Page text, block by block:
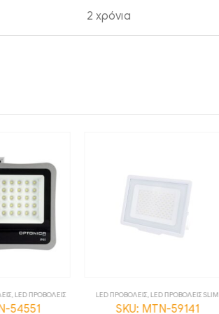
2 χρόνια
,LED ΠΡΟΒΟΛΕΙΣ
54551
LED ΠΡΟΒΟΛΕΙΣ,LED ΠΡΟΒΟΛΕΙΣ SLIM
SKU: MTN-59141